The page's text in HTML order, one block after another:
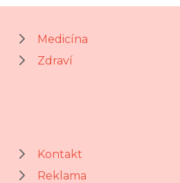
Medicína
Zdraví
Kontakt
Reklama